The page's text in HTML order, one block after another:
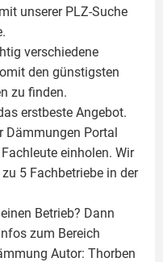
unserer PLZ-Suche
verschiedene
den günstigsten
zu finden.
erstbeste Angebot.
Dämmungen Portal
einholen. Wir
5 Fachbetriebe in der
Betrieb? Dann
zum Bereich
Autor: Thorben